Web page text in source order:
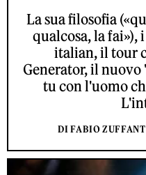
La sua filosofia
qualcosa, la fai»),
italian, il tour
Generator, il nuovo
tu con l'uomo
DI FABIO